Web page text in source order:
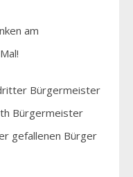
am
Bürgermeister
Bürgermeister
gefallenen Bürger